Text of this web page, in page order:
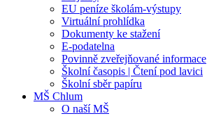
EU peníze školám-výstupy
Virtuální prohlídka
Dokumenty ke stažení
E-podatelna
Povinně zveřejňované informace
Školní časopis | Čtení pod lavici
Školní sběr papíru
MŠ Chlum
O naší MŠ